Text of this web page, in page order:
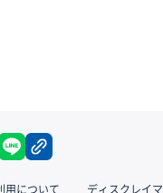
facebook
用について ディスクレイ